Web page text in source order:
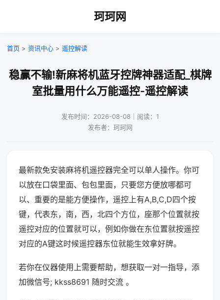
珂珂网
首页 > 资讯中心 > 遥控解读
稳赢不输!新麻将机蓝牙控牌神器适配_棋牌
室批量用什么万能遥控-遥控解读
发布时间：2026-08-08｜阅读：1
发布者：珂珂网
最新款免安装麻将机遥控器完全可以单人操作。你可
以放在口袋里面、包包里面，只要您方便放哪都可
以、重要的是能方便操作，遥控上有A,B,C,D四个按
键，代表东，南，西，北四个方位，座那个位置就按
遥控对应的位置就可以，例如你做在东位置就按遥控
对应的A键这时候遥控器东位就能生效拿好牌。
若你在仪器使用上需要帮助，想获取一对一指导，添
加微信号; kkss8691 随时交流 。